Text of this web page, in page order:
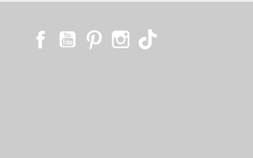
FacebookYouTubePinterestInstagram